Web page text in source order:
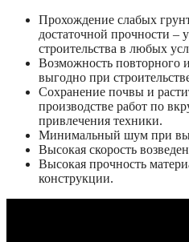
Прохождение слабых
достаточной прочности –
строительства в любых
Возможность повторного
выгодно при
Сохранение почвы и
производстве работ по
привлечения техники.
Минимальный шум при
Высокая скорость
Высокая прочность
конструкции.